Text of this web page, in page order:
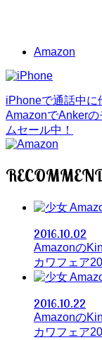
Amazon
iPhoneで通話中に
AmazonでAnker
ムセール中！
2016.10.02
Amazonの
カワフェア
2016.10.22
Amazonの
カワフェア